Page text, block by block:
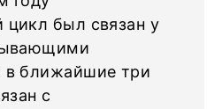
цикл был связан у
ближайшие три
с